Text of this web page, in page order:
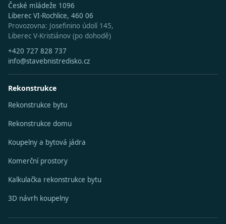
České mládeže 1096
Liberec VI-Rochlice, 460 06
Provozovna: Josefinino údolí 145,
Liberec V-Kristiánov (po dohodě)
+420 727 828 737
info@stavebnistredisko.cz
Rekonstrukce
Rekonstrukce bytu
Rekonstrukce domu
Koupelny a bytová jádra
Komerční prostory
Kalkulačka rekonstrukce bytu
3D návrh koupelny